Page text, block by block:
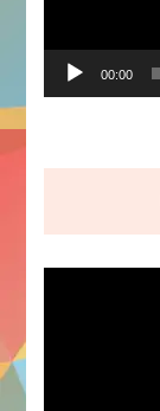
00:00